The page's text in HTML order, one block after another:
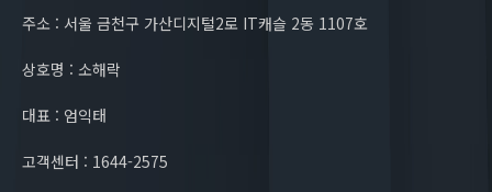
주소 : 서울 금천구 가산디지털2로 IT캐슬 2동 1107호
상호명 : 소해락
대표 : 엄익태
고객센터 : 1644-2575